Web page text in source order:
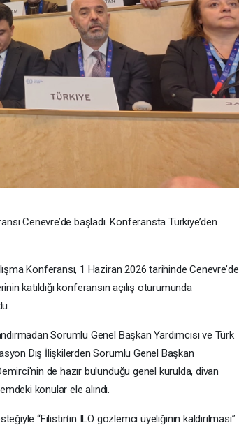
Cenevre’de başladı. Konferansta Türkiye’den
Konferansı, 1 Haziran 2026 tarihinde Cenevre’de
katıldığı konferansın açılış oturumunda
Sorumlu Genel Başkan Yardımcısı ve Türk
Dış İlişkilerden Sorumlu Genel Başkan
de hazır bulunduğu genel kurulda, divan
konular ele alındı.
“Filistin’in ILO gözlemci üyeliğinin kaldırılması”